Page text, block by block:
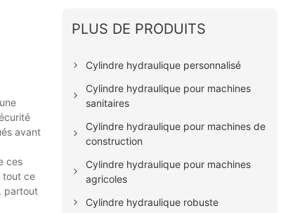
avant
ces
tout ce
partout
PLUS DE PRODUITS
Cylindre hydraulique personnalisé
Cylindre hydraulique pour machines
sanitaires
Cylindre hydraulique pour machines de
construction
Cylindre hydraulique pour machines
agricoles
Cylindre hydraulique robuste